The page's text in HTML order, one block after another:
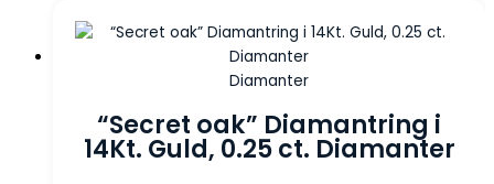
Diamanter
“Secret oak” Diamantring i
14Kt. Guld, 0.25 ct. Diamanter